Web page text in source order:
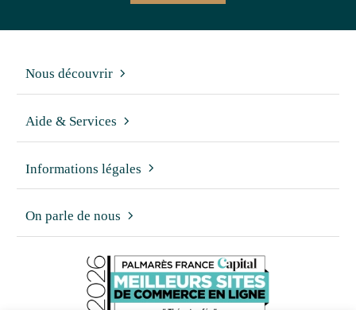
Nous découvrir
Aide & Services
Informations légales
On parle de nous